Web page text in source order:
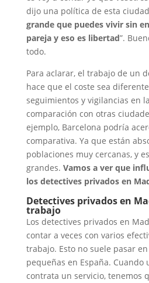
dijo una política de esta ciudad
grande que puedes vivir sin
pareja y eso es libertad”.
todo.
Para aclarar, el trabajo de un
hace que el coste sea
seguimientos y vigilancias en
comparación con otras
ejemplo, Barcelona podría
comparativa. Ya que están
poblaciones muy cercanas, y
grandes. Vamos a ver que
los detectives privados en
Detectives privados en
trabajo
Los detectives privados en
contar a veces con varios
trabajo. Esto no suele pasar
pequeñas en España. Cuando
contrata un servicio, tenemos